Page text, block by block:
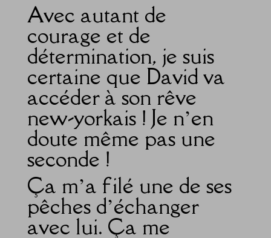
Avec autant de
courage et de
détermination, je suis
certaine que David va
accéder à son rêve
new-yorkais ! Je n’en
doute même pas une
seconde !
Ça m’a filé une de ses
pêches d’échanger
avec lui. Ça me